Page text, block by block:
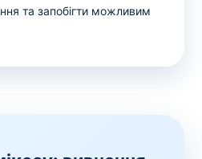
та запобігти можливим